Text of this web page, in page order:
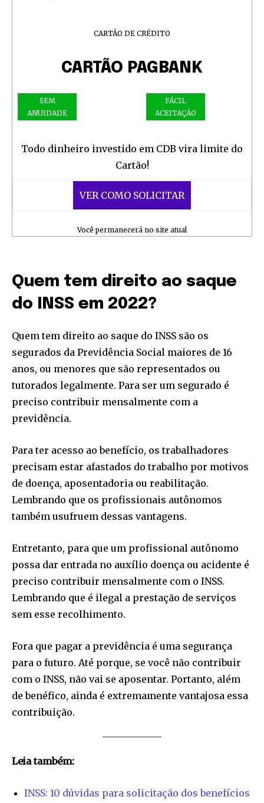
CARTÃO DE CRÉDITO
CARTÃO PAGBANK
SEM
ANUIDADE
FÁCIL
ACEITAÇÃO
Todo dinheiro investido em CDB vira limite do
Cartão!
VER COMO SOLICITAR
Você permanecerá no site atual
Quem tem direito ao saque
do INSS em 2022?
Quem tem direito ao saque do INSS são os
segurados da Previdência Social maiores de 16
anos, ou menores que são representados ou
tutorados legalmente. Para ser um segurado é
preciso contribuir mensalmente com a
previdência.
Para ter acesso ao benefício, os trabalhadores
precisam estar afastados do trabalho por motivos
de doença, aposentadoria ou reabilitação.
Lembrando que os profissionais autônomos
também usufruem dessas vantagens.
Entretanto, para que um profissional autônomo
possa dar entrada no auxílio doença ou acidente é
preciso contribuir mensalmente com o INSS.
Lembrando que é ilegal a prestação de serviços
sem esse recolhimento.
Fora que pagar a previdência é uma segurança
para o futuro. Até porque, se você não contribuir
com o INSS, não vai se aposentar. Portanto, além
de benéfico, ainda é extremamente vantajosa essa
contribuição.
Leia também:
INSS: 10 dúvidas para solicitação dos benefícios